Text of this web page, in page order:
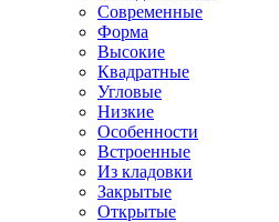
Современные
Форма
Высокие
Квадратные
Угловые
Низкие
Особенности
Встроенные
Из кладовки
Закрытые
Открытые